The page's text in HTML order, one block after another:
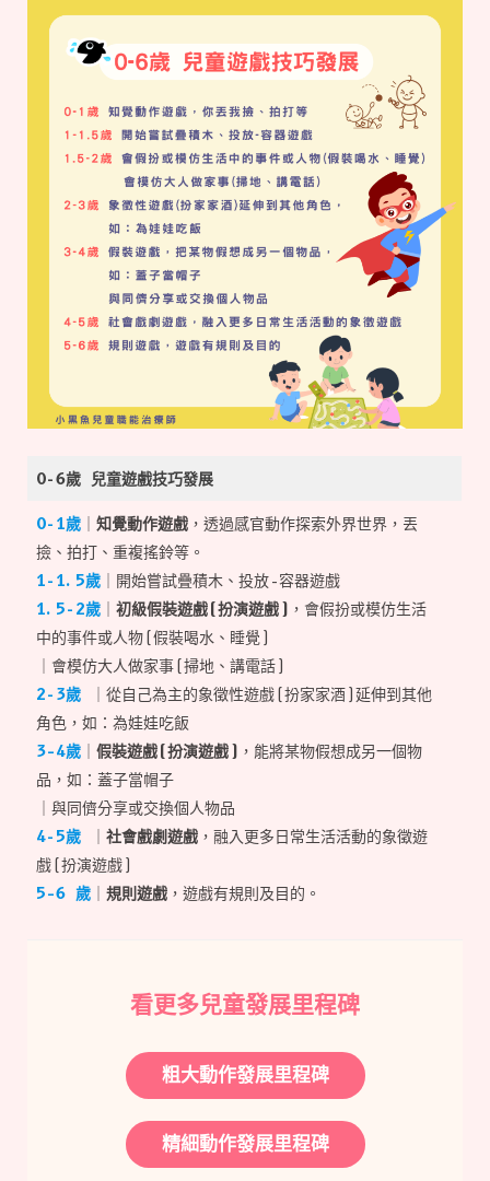
0-6歲 兒童遊戲技巧發展
0-1歲 知覺動作遊戲 ，透過感官動作探索外界世界，丟
撿、拍打、重複搖鈴等。
1-1.5歲 ｜開始嘗試疊積木、投放-容器遊戲
1.5-2歲
初級假裝遊戲(扮演遊戲) ，會假扮或模仿生活
中的事件或人物(假裝喝水、睡覺)
｜會模仿大人做家事(掃地、講電話)
2-3歲 ｜從自己為主的象徵性遊戲(扮家家酒)延伸到其他
角色，如：為娃娃吃飯
3–4歲
假裝遊戲(扮演遊戲) ，能將某物假想成另一個物
品，如：蓋子當帽子
｜與同儕分享或交換個人物品
4-5歲
社會戲劇遊戲 ，融入更多日常生活活動的象徵遊
戲(扮演遊戲)
5–6 歲
規則遊戲 ，遊戲有規則及目的。
看更多兒童發展里程碑
粗大動作發展里程碑
精細動作發展里程碑